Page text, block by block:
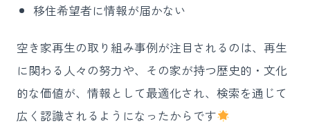
移住希望者に情報が届かない
空き家再生の取り組み事例が注目されるのは、再生
に関わる人々の努力や、その家が持つ歴史的・文化
的な価値が、情報として最適化され、検索を通じて
広く認識されるようになったからです